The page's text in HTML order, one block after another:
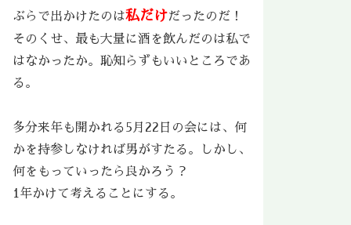
ぶらで出かけたのは私だけだったのだ！
そのくせ、最も大量に酒を飲んだのは私で
はなかったか。恥知らずもいいところであ
る。
多分来年も開かれる5月22日の会には、何
かを持参しなければ男がすたる。しかし、
何をもっていったら良かろう？
1年かけて考えることにする。